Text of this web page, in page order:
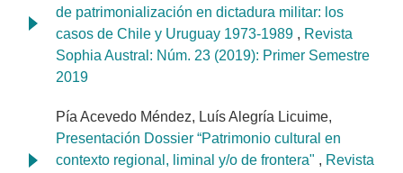
de patrimonialización en dictadura militar: los
casos de Chile y Uruguay 1973-1989 , Revista
Sophia Austral: Núm. 23 (2019): Primer Semestre
2019
Pía Acevedo Méndez, Luís Alegría Licuime,
Presentación Dossier “Patrimonio cultural en
contexto regional, liminal y/o de frontera" , Revista